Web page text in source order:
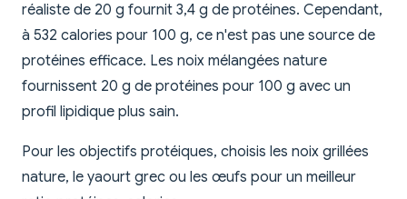
réaliste de 20 g fournit 3,4 g de protéines. Cependant,
à 532 calories pour 100 g, ce n'est pas une source de
protéines efficace. Les noix mélangées nature
fournissent 20 g de protéines pour 100 g avec un
profil lipidique plus sain.
Pour les objectifs protéiques, choisis les noix grillées
nature, le yaourt grec ou les œufs pour un meilleur